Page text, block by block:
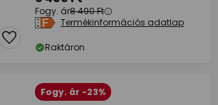
Fogy. ár8 490 Ft
Termékinformációs adatlap
Raktáron
Fogy. ár -23%